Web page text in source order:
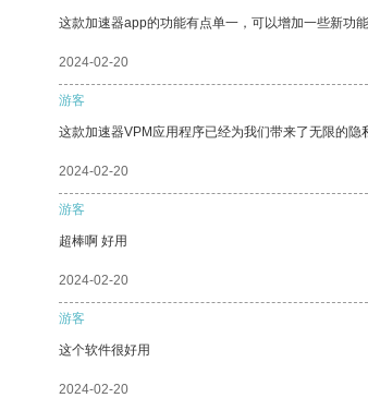
这款加速器app的功能有点单一，可以增加一些新功
2024-02-20
游客
这款加速器VPM应用程序已经为我们带来了无限的隐
2024-02-20
游客
超棒啊 好用
2024-02-20
游客
这个软件很好用
2024-02-20